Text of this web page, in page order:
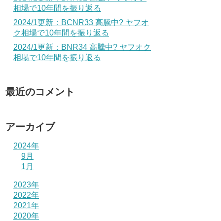
相場で10年間を振り返る
2024/1更新：BCNR33 高騰中? ヤフオ
ク相場で10年間を振り返る
2024/1更新：BNR34 高騰中? ヤフオク
相場で10年間を振り返る
最近のコメント
アーカイブ
2024年
9月
1月
2023年
2022年
2021年
2020年